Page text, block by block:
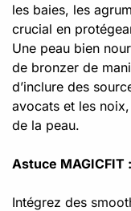
les baies, les
crucial en
Une peau bien
de bronzer de
d’inclure des
avocats et les
de la peau.
Astuce MAGICFIT :
Intégrez des